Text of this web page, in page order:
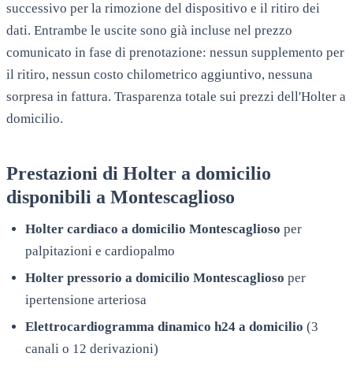
successivo per la rimozione del dispositivo e il ritiro dei
dati. Entrambe le uscite sono già incluse nel prezzo
comunicato in fase di prenotazione: nessun supplemento per
il ritiro, nessun costo chilometrico aggiuntivo, nessuna
sorpresa in fattura. Trasparenza totale sui prezzi dell'Holter a
domicilio.
Prestazioni di Holter a domicilio
disponibili a Montescaglioso
Holter cardiaco a domicilio Montescaglioso per
palpitazioni e cardiopalmo
Holter pressorio a domicilio Montescaglioso per
ipertensione arteriosa
Elettrocardiogramma dinamico h24 a domicilio (3
canali o 12 derivazioni)